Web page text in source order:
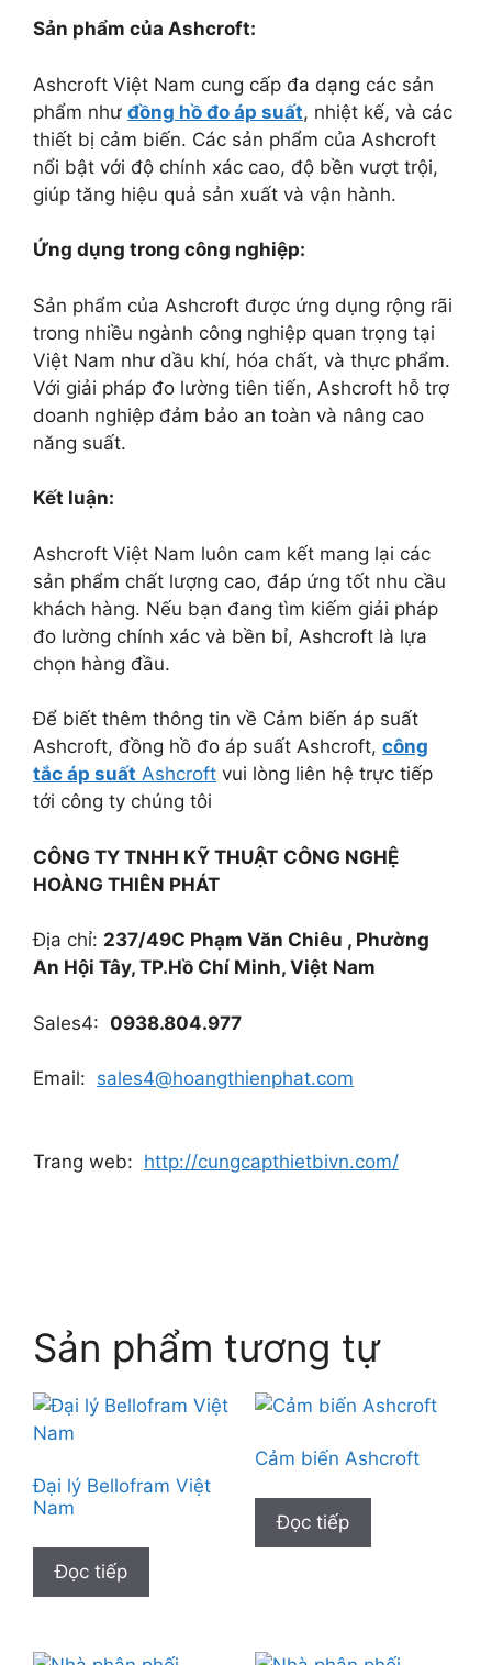
Sản phẩm của Ashcroft:
Ashcroft Việt Nam cung cấp đa dạng các sản
phẩm như đồng hồ đo áp suất, nhiệt kế, và các
thiết bị cảm biến. Các sản phẩm của Ashcroft
nổi bật với độ chính xác cao, độ bền vượt trội,
giúp tăng hiệu quả sản xuất và vận hành.
Ứng dụng trong công nghiệp:
Sản phẩm của Ashcroft được ứng dụng rộng rãi
trong nhiều ngành công nghiệp quan trọng tại
Việt Nam như dầu khí, hóa chất, và thực phẩm.
Với giải pháp đo lường tiên tiến, Ashcroft hỗ trợ
doanh nghiệp đảm bảo an toàn và nâng cao
năng suất.
Kết luận:
Ashcroft Việt Nam luôn cam kết mang lại các
sản phẩm chất lượng cao, đáp ứng tốt nhu cầu
khách hàng. Nếu bạn đang tìm kiếm giải pháp
đo lường chính xác và bền bỉ, Ashcroft là lựa
chọn hàng đầu.
Để biết thêm thông tin về Cảm biến áp suất
Ashcroft, đồng hồ đo áp suất Ashcroft, công
tắc áp suất Ashcroft vui lòng liên hệ trực tiếp
tới công ty chúng tôi
CÔNG TY TNHH KỸ THUẬT CÔNG NGHỆ
HOÀNG THIÊN PHÁT
Địa chỉ: 237/49C Phạm Văn Chiêu , Phường
An Hội Tây, TP.Hồ Chí Minh, Việt Nam
Sales4: 0938.804.977
Email: sales4@hoangthienphat.com
Trang web: http://cungcapthietbivn.com/
Sản phẩm tương tự
Đại lý Bellofram Việt
Nam
Đọc tiếp
Cảm biến Ashcroft
Đọc tiếp